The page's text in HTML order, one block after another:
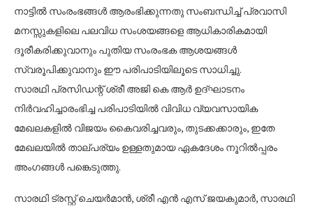
നാട്ടിൽ സംരംഭങ്ങൾ ആരംഭിക്കുന്നതു സംബന്ധിച്ച് പ്രവാസി
മനസ്സുകളിലെ പലവിധ സംശയങ്ങളെ ആധികാരികമായി
ദൂരീകരിക്കുവാനും പുതിയ സംരംഭക ആശയങ്ങൾ
സ്വരൂപിക്കുവാനും ഈ പരിപാടിയിലൂടെ സാധിച്ചു.
സാരഥി പ്രസിഡന്റ്‌ ശ്രീ അജി കെ ആർ ഉദ്ഘാടനം
നിർവഹിച്ചാരംഭിച്ച പരിപാടിയിൽ വിവിധ വ്യവസായിക
മേഖലകളിൽ വിജയം കൈവരിച്ചവരും, തുടക്കക്കാരും, ഇതേ
മേഖലയിൽ താല്പര്യം ഉള്ളതുമായ ഏകദേശം നൂറിൽപ്പരം
അംഗങ്ങൾ പങ്കെടുത്തു.
സാരഥി ട്രസ്റ്റ് ചെയർമാൻ, ശ്രീ എൻ എസ് ജയകുമാർ, സാരഥി